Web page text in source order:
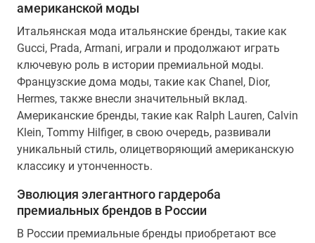
американской моды
Итальянская мода итальянские бренды, такие как
Gucci, Prada, Armani, играли и продолжают играть
ключевую роль в истории премиальной моды.
Французские дома моды, такие как Chanel, Dior,
Hermes, также внесли значительный вклад.
Американские бренды, такие как Ralph Lauren, Calvin
Klein, Tommy Hilfiger, в свою очередь, развивали
уникальный стиль, олицетворяющий американскую
классику и утонченность.
Эволюция элегантного гардероба
премиальных брендов в России
В России премиальные бренды приобретают все